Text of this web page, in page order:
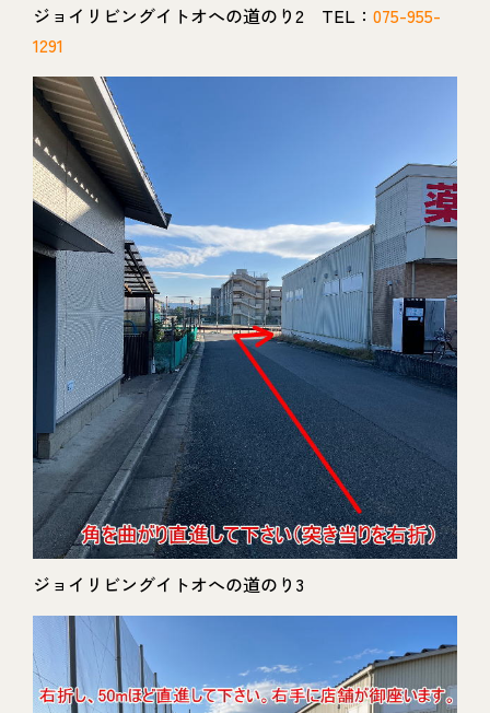
ジョイリビングイトオへの道のり2 TEL： 075-955-
1291
ジョイリビングイトオへの道のり3